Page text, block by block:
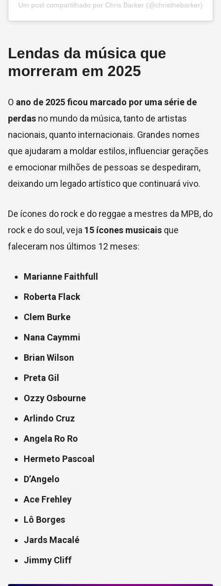
Um post compartilhado por Chris Barker (@christhebarker)
Lendas da música que
morreram em 2025
O ano de 2025 ficou marcado por uma série de
perdas no mundo da música, tanto de artistas
nacionais, quanto internacionais. Grandes nomes
que ajudaram a moldar estilos, influenciar gerações
e emocionar milhões de pessoas se despediram,
deixando um legado artístico que continuará vivo.
De ícones do rock e do reggae a mestres da MPB, do
rock e do soul, veja 15 ícones musicais que
faleceram nos últimos 12 meses:
Marianne Faithfull
Roberta Flack
Clem Burke
Nana Caymmi
Brian Wilson
Preta Gil
Ozzy Osbourne
Arlindo Cruz
Angela Ro Ro
Hermeto Pascoal
D’Angelo
Ace Frehley
Lô Borges
Jards Macalé
Jimmy Cliff